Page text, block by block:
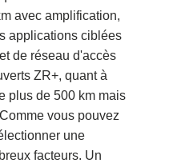
avec amplification,
applications ciblées
de réseau d'accès
ZR+, quant à
plus de 500 km mais
vous pouvez
une
facteurs. Un